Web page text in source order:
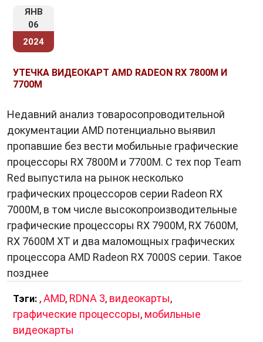
графических процессоров.
II. Основные характеристики
Улучшенная архитектура ядер:
вычислительные ядра, спроектированные
для более эффективной обработки
графических данных. Это позволяет
значительно увеличить производительность
в сравнении с предыдущими поколениями.
Технология трассировки лучей:Одним из
ключевых нововведений RDNA 3 стала
поддержка аппаратной трассировки лучей.
Эта технология позволяет создавать
невероятно реалистичные отражения, тени
и освещение в играх, что открывает новые
горизонты для визуального дизайна.
Увеличенный объем видеопамяти: RDNA 3
поддерживает большие объемы
ЯНВ
06
2024
УТЕЧКА ВИДЕОКАРТ AMD RADEON RX 7800M И
7700M
Недавний анализ товаросопроводительной
документации AMD потенциально выявил
пропавшие без вести мобильные графические
процессоры RX 7800M и 7700M. С тех пор Team
Red выпустила на рынок несколько
графических процессоров серии Radeon RX
7000M, в том числе высокопроизводительные
графические процессоры RX 7900M, RX 7600M,
RX 7600M XT и два маломощных графических
процессора AMD Radeon RX 7000S серии. Такое
позднее
Тэги: ,AMD, RDNA 3, видеокарты,
графические процессоры, мобильные
видеокарты